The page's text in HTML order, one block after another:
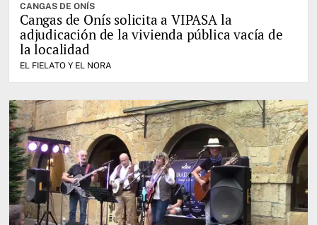
CANGAS DE ONÍS
Cangas de Onís solicita a VIPASA la
adjudicación de la vivienda pública vacía de
la localidad
EL FIELATO Y EL NORA